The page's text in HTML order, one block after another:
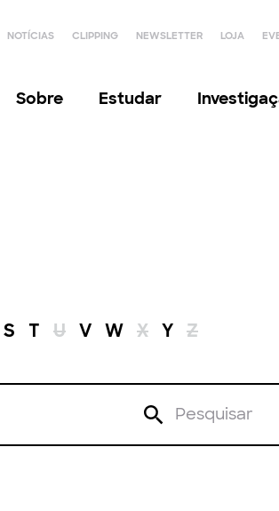
NOTÍCIAS CLIPPING NEWSLETTER LOJA
Sobre Estudar
S T U V W X Y Z